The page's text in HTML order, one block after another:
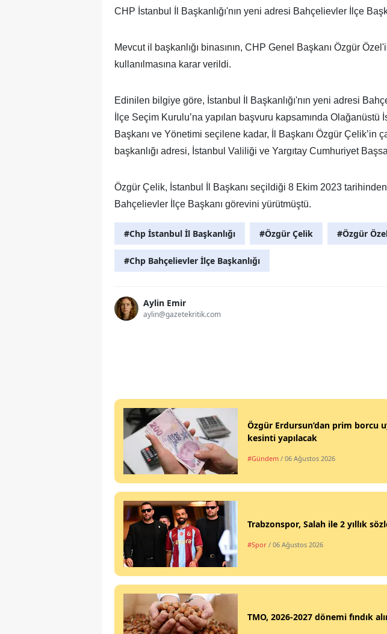
CHP İstanbul İl Başkanlığı'nın yeni adresi Bahçelievler İlçe
Mevcut il başkanlığı binasının, CHP Genel Başkanı Özgür
kullanılmasına karar verildi.
Edinilen bilgiye göre, İstanbul İl Başkanlığı'nın yeni adresi
İlçe Seçim Kurulu’na yapılan başvuru kapsamında Olağanüstü
Başkanı ve Yönetimi seçilene kadar, İl Başkanı Özgür Çelik’in
başkanlığı adresi, İstanbul Valiliği ve Yargıtay Cumhuriyet
Özgür Çelik, İstanbul İl Başkanı seçildiği 8 Ekim 2023
Bahçelievler İlçe Başkanı görevini yürütmüştü.
#Chp İstanbul İl Başkanlığı #Özgür Çelik #Özgür
#Chp Bahçelievler İlçe Başkanlığı
Aylin Emir
aylin@gazetekritik.com
Özgür Erdursun’dan prim borcu
kesinti yapılacak
#Gündem / 06 Ağustos 2026
Trabzonspor, Salah ile 2 yıllık
#Spor / 06 Ağustos 2026
TMO, 2026-2027 dönemi fındık